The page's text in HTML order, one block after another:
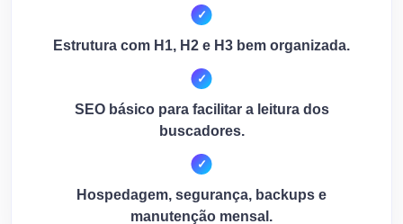
Estrutura com H1, H2 e H3 bem organizada.
SEO básico para facilitar a leitura dos
buscadores.
Hospedagem, segurança, backups e
manutenção mensal.